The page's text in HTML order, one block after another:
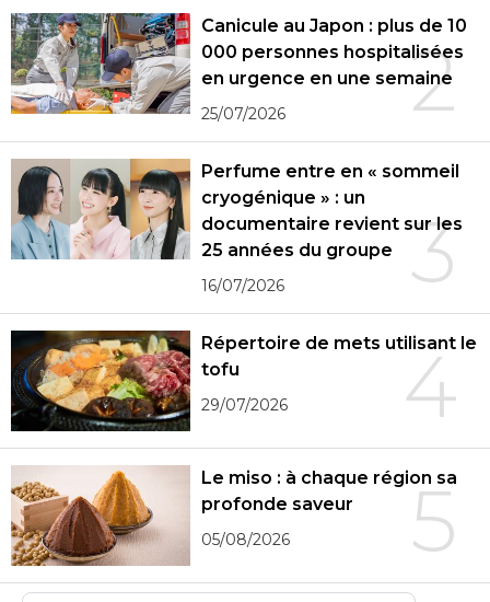
2
Canicule au Japon : plus de 10
000 personnes hospitalisées
en urgence en une semaine
25/07/2026
3
Perfume entre en « sommeil
cryogénique » : un
documentaire revient sur les
25 années du groupe
16/07/2026
4
Répertoire de mets utilisant le
tofu
29/07/2026
5
Le miso : à chaque région sa
profonde saveur
05/08/2026